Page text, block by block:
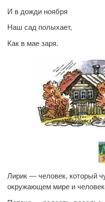
И в дожди ноября
Наш сад полыхает,
Как в мае заря.
Лирик — человек, который
окружающем мире и